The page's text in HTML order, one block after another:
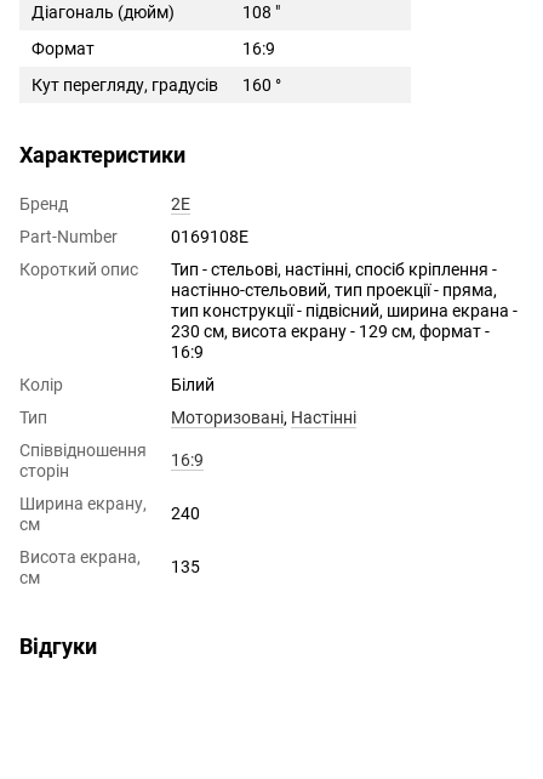
Діагональ (дюйм)
108 "
Формат
16:9
Кут перегляду, градусів
160 °
Характеристики
Бренд
2E
Part-Number
0169108E
Короткий опис
Тип - стельові, настінні, спосіб кріплення -
настінно-стельовий, тип проекції - пряма,
тип конструкції - підвісний, ширина екрана -
230 см, висота екрану - 129 см, формат -
16:9
Колір
Білий
Тип
Моторизовані, Настінні
Співвідношення
сторін
16:9
Ширина екрану,
см
240
Висота екрана,
см
135
Відгуки